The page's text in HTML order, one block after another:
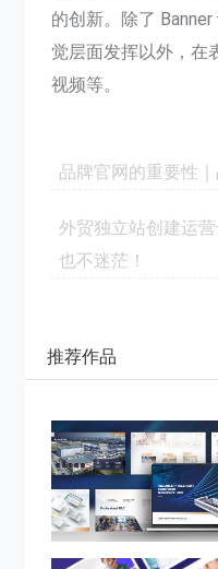
的创新。除了
觉层面发挥以外，在
视频等。
品牌官网的重要性
外贸独立站创建运
也不迷茫！
推荐作品